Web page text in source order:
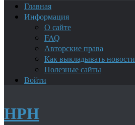
Главная
Информация
О сайте
FAQ
Авторские права
Как выкладывать новости
Полезные сайты
Войти
НРН